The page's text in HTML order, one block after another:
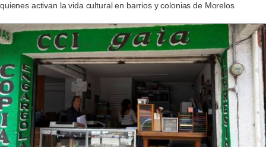
quienes activan la vida cultural en barrios y colonias de Morelos